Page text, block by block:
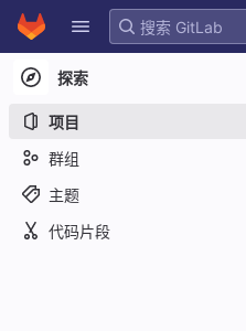
Skip to content
GitLab
探索
项目
群组
主题
代码片段